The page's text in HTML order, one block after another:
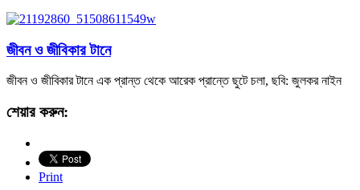
জীবন ও জীবিকার টানে
জীবন ও জীবিকার টানে এক প্রান্ত থেকে আরেক প্রান্তে ছুটে চলা, ছবি: জুলকর নাইন
শেয়ার করুন:
Print